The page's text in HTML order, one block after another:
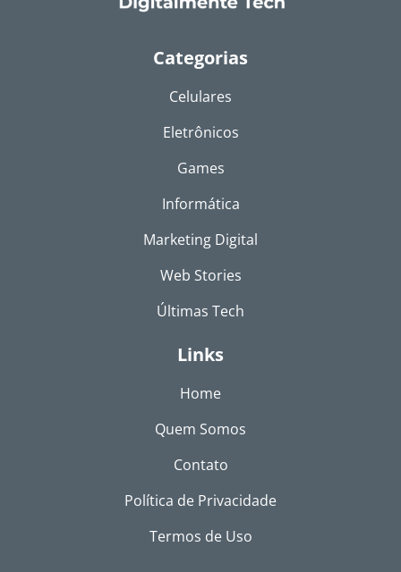
Categorias
Celulares
Eletrônicos
Games
Informática
Marketing Digital
Web Stories
Últimas Tech
Links
Home
Quem Somos
Contato
Política de Privacidade
Termos de Uso